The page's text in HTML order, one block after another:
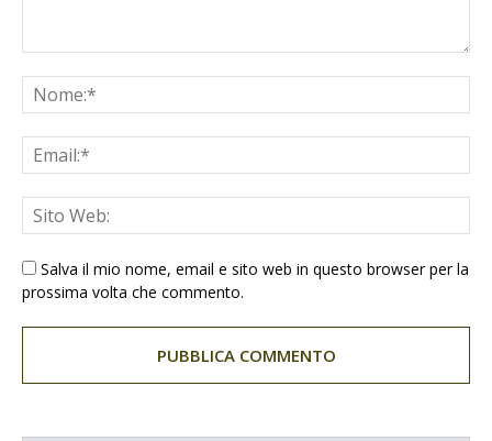
Salva il mio nome, email e sito web in questo browser per la
prossima volta che commento.